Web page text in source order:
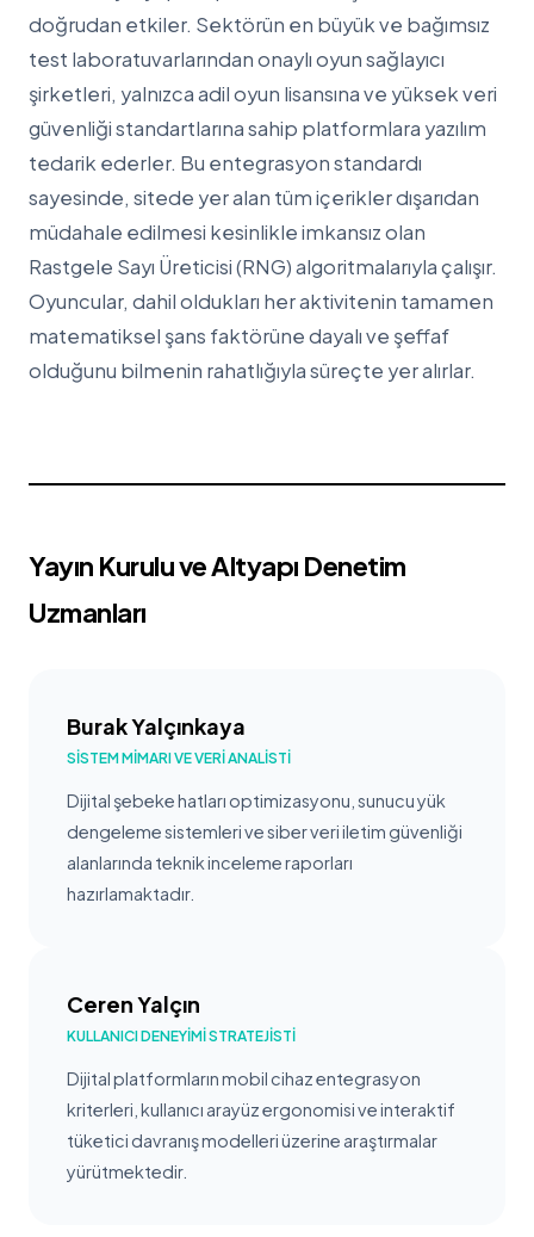
doğrudan etkiler. Sektörün en büyük ve bağımsız
test laboratuvarlarından onaylı oyun sağlayıcı
şirketleri, yalnızca adil oyun lisansına ve yüksek veri
güvenliği standartlarına sahip platformlara yazılım
tedarik ederler. Bu entegrasyon standardı
sayesinde, sitede yer alan tüm içerikler dışarıdan
müdahale edilmesi kesinlikle imkansız olan
Rastgele Sayı Üreticisi (RNG) algoritmalarıyla çalışır.
Oyuncular, dahil oldukları her aktivitenin tamamen
matematiksel şans faktörüne dayalı ve şeffaf
olduğunu bilmenin rahatlığıyla süreçte yer alırlar.
Yayın Kurulu ve Altyapı Denetim
Uzmanları
Burak Yalçınkaya
SISTEM MIMARI VE VERI ANALISTI
Dijital şebeke hatları optimizasyonu, sunucu yük
dengeleme sistemleri ve siber veri iletim güvenliği
alanlarında teknik inceleme raporları
hazırlamaktadır.
Ceren Yalçın
KULLANICI DENEYIMI STRATEJISTI
Dijital platformların mobil cihaz entegrasyon
kriterleri, kullanıcı arayüz ergonomisi ve interaktif
tüketici davranış modelleri üzerine araştırmalar
yürütmektedir.